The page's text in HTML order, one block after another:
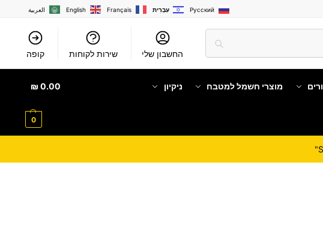
العربية English Français עִבְרִית Русский
החשבון שלי שירות לקוחות קופה
מוצרי חשמל למטבח ניקיון 0.00
₪
0